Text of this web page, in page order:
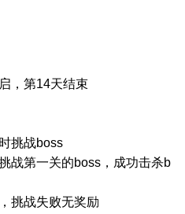
，第14天结束
挑战boss
战第一关的boss ，成功击杀b
挑战失败无奖励